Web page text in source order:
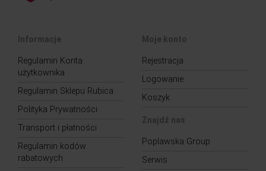
Informacje
Regulamin Konta
użytkownika
Regulamin Sklepu Rubica
Polityka Prywatności
Transport i płatności
Regulamin kodów
rabatowych
Moje konto
Rejestracja
Logowanie
Koszyk
Znajdź nas
Poplawska Group
Serwis